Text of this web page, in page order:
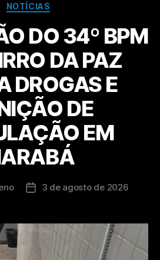
NOTÍCIAS
DO 34º BPM
DA PAZ
DROGAS E
DE
EM
3 de agosto de 2026